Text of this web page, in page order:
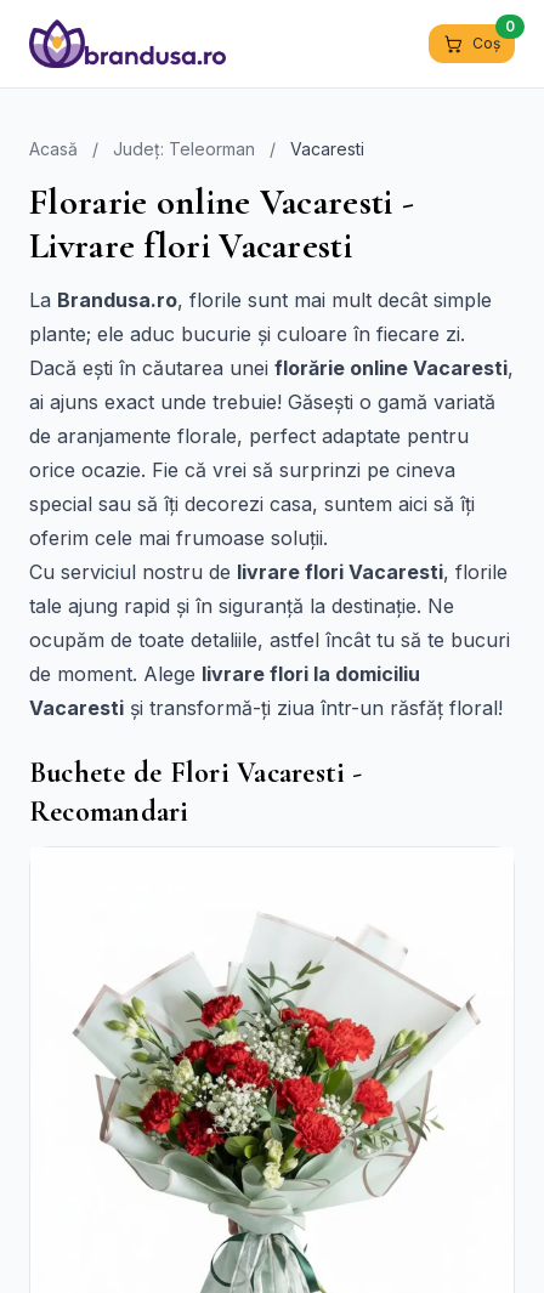
Coș
0
Acasă / Județ: Teleorman / Vacaresti
Florarie online Vacaresti -
Livrare flori Vacaresti
La Brandusa.ro, florile sunt mai mult decât simple
plante; ele aduc bucurie și culoare în fiecare zi.
Dacă ești în căutarea unei florărie online Vacaresti,
ai ajuns exact unde trebuie! Găsești o gamă variată
de aranjamente florale, perfect adaptate pentru
orice ocazie. Fie că vrei să surprinzi pe cineva
special sau să îți decorezi casa, suntem aici să îți
oferim cele mai frumoase soluții.
Cu serviciul nostru de livrare flori Vacaresti, florile
tale ajung rapid și în siguranță la destinație. Ne
ocupăm de toate detaliile, astfel încât tu să te bucuri
de moment. Alege livrare flori la domiciliu
Vacaresti și transformă-ți ziua într-un răsfăț floral!
Buchete de Flori Vacaresti -
Recomandari